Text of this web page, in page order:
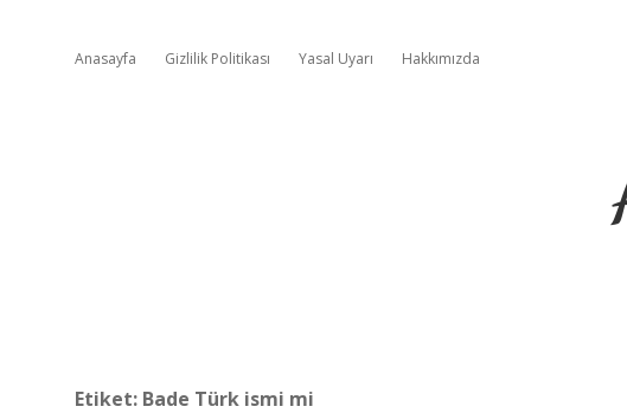
Anasayfa Gizlilik Politikası Yasal Uyarı Hakkımızda
Etiket: Bade Türk ismi mi